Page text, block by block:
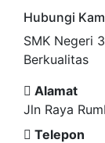
Hubungi
SMK Negeri
Berkualitas
Alamat
Jln Raya
Telepon